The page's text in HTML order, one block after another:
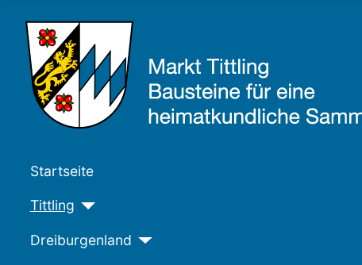
Startseite
Tittling
Dreiburgenland